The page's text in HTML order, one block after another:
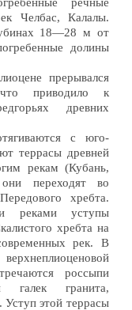
речные
Челбас, Калалы.
18—28 м от
долины
прерывался
что приводило к
древних
с юго-
террасы древней
рекам (Кубань,
переходят во
хребта.
реками уступы
хребта на
рек. В
россыпи
гранита,
Уступ этой террасы